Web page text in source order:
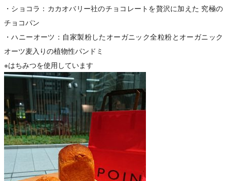
・ショコラ：カカオバリー社のチョコレートを贅沢に加えた 究極の
チョコパン
・ハニーオーツ：自家製粉したオーガニック全粒粉とオーガニック
オーツ麦入りの植物性パンドミ
※はちみつを使用しています